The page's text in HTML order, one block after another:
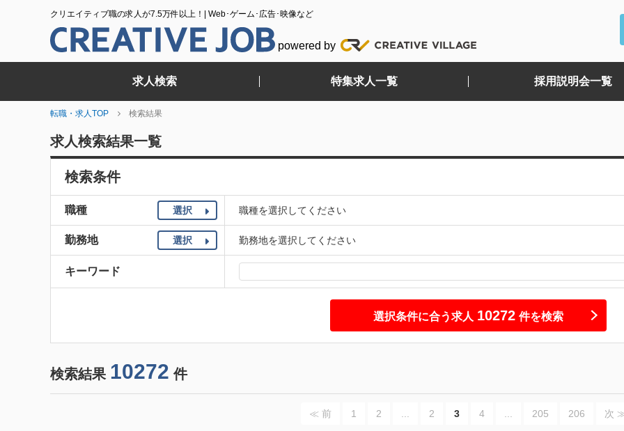
クリエイティブ職の求人が7.5万件以上！| Web･ゲーム･広告･映像など
powered by
求人検索 特集求人一覧 採用説明会一覧
転職・求人TOP 検索結果
求人検索結果一覧
検索条件
職種 選択 職種を選択してください
勤務地 選択 勤務地を選択してください
キーワード
選択条件に合う求人 10272 件を検索
検索結果 10272 件
≪ 前 1 2 2 3 4 205 206 次